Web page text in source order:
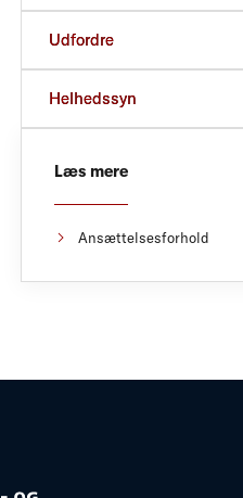
Udfordre
Helhedssyn
Læs mere
Ansættelsesforhold